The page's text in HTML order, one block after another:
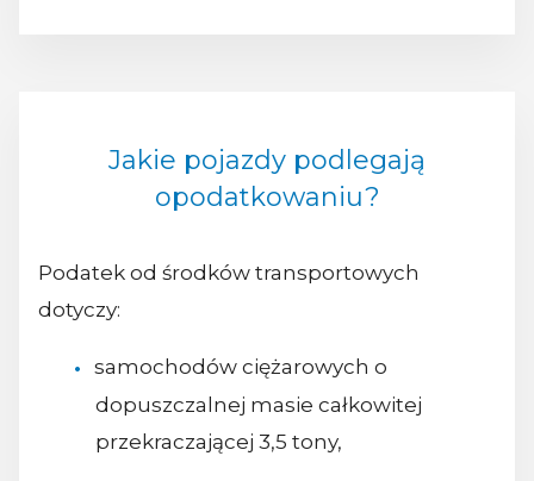
Jakie pojazdy podlegają
opodatkowaniu?
Podatek od środków transportowych
dotyczy:
samochodów ciężarowych o
dopuszczalnej masie całkowitej
przekraczającej 3,5 tony,